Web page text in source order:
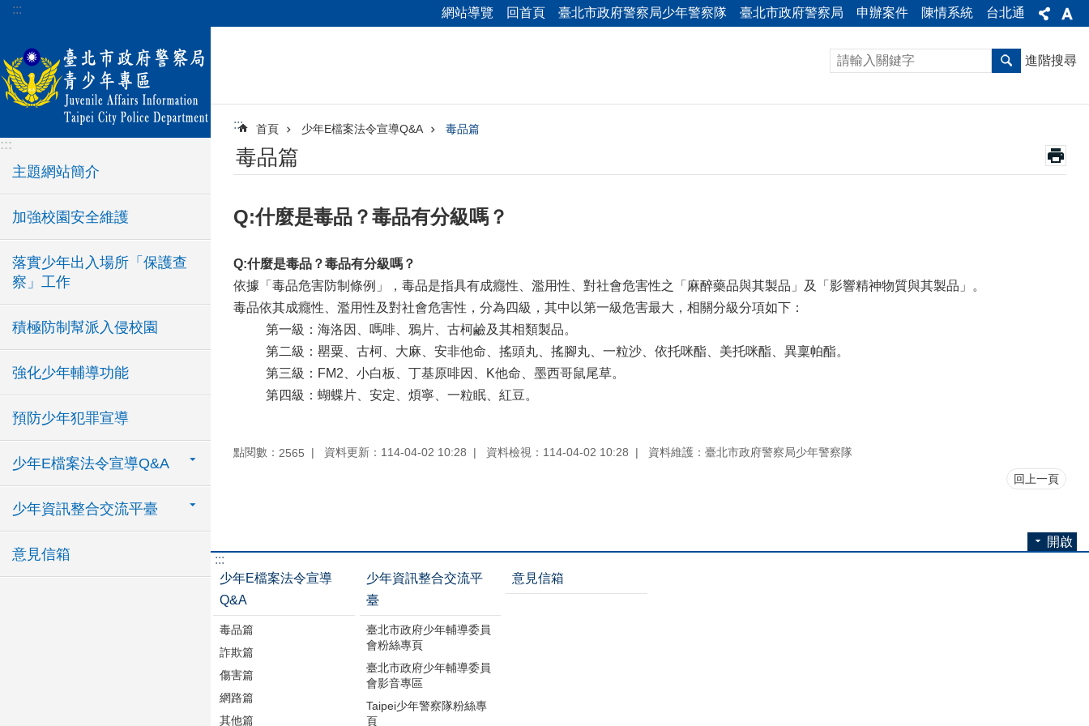
跳到主要內容區塊
::: 網站導覽 回首頁 臺北市政府警察局少年警察隊 臺北市政府警察局 申辦案件 陳情系統 台北通
:::
主題網站簡介
加強校園安全維護
落實少年出入場所「保護查
察」工作
積極防制幫派入侵校園
強化少年輔導功能
預防少年犯罪宣導
少年E檔案法令宣導Q&A
少年資訊整合交流平臺
意見信箱
進階搜尋
::: 首頁 少年E檔案法令宣導Q&A 毒品篇
毒品篇
Q:什麼是毒品？毒品有分級嗎？
Q:什麼是毒品？毒品有分級嗎？
依據「毒品危害防制條例」，毒品是指具有成癮性、濫用性、對社會危害性之「麻醉藥品與其製品」及「影響精神物質與其製品」。
毒品依其成癮性、濫用性及對社會危害性，分為四級，其中以第一級危害最大，相關分級分項如下：
第一級：海洛因、嗎啡、鴉片、古柯鹼及其相類製品。
第二級：罌粟、古柯、大麻、安非他命、搖頭丸、搖腳丸、一粒沙、依托咪酯、美托咪酯、異稟帕酯。
第三級：FM2、小白板、丁基原啡因、K他命、墨西哥鼠尾草。
第四級：蝴蝶片、安定、煩寧、一粒眠、紅豆。
點閱數： 2565 資料更新：114-04-02 10:28 資料檢視：114-04-02 10:28 資料維護：臺北市政府警察局少年警察隊
回上一頁
開啟
:::
少年E檔案法令宣導
Q&A
毒品篇
詐欺篇
傷害篇
網路篇
其他篇
少年資訊整合交流平
臺
臺北市政府少年輔導委員
會粉絲專頁
臺北市政府少年輔導委員
會影音專區
Taipei少年警察隊粉絲專
頁
意見信箱